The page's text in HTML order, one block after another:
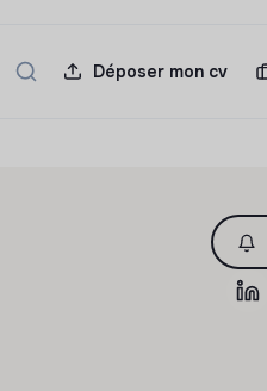
Déposer mon cv